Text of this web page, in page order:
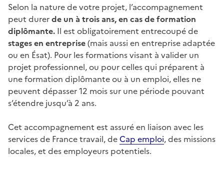
Selon la nature de votre projet, l’accompagnement
peut durerde un à trois ans, en cas de formation
diplômante. Il est obligatoirement entrecoupé de
stages en entreprise(mais aussi en entreprise adaptée
ou en Ésat). Pour les formations visant à valider un
projet professionnel, ou pour celles qui préparent à
une formation diplômante ou à un emploi, elles ne
peuvent dépasser 12 mois sur une période pouvant
s’étendre jusqu’à 2 ans.
Cet accompagnement est assuré en liaison avec les
services de France travail, deCap emploi, des missions
locales, et des employeurs potentiels.